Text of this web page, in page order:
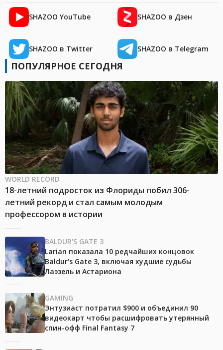
SHAZOO YouTube SHAZOO в Дзен
SHAZOO в Twitter SHAZOO в Telegram
ПОПУЛЯРНОЕ СЕГОДНЯ
WORLD RECORD
18-летний подросток из Флориды побил 306-
летний рекорд и стал самым молодым
профессором в истории
BALDUR'S GATE 3
Larian показала 10 редчайших концовок
Baldur's Gate 3, включая худшие судьбы
Лаэзель и Астариона
GAMING
Энтузиаст потратил $900 и объединил 90
видеокарт чтобы расшифровать утерянный
спин-офф Final Fantasy 7